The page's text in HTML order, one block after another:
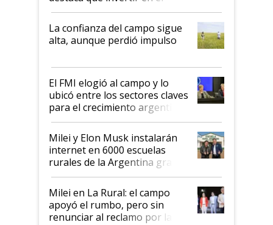
kirchnerismo era como "darle
plata a un hijo para droga":
Juan Félix Rossetti, el libertario
que de una dura crisis salió
de Milei
La confianza del campo sigue
alta, aunque perdió impulso
El FMI elogió al campo y lo
ubicó entre los sectores claves
para el crecimiento argentino
Milei y Elon Musk instalarán
internet en 6000 escuelas
rurales de la Argentina gracias
a un acuerdo con Starlink
Milei en La Rural: el campo
apoyó el rumbo, pero sin
renunciar al reclamo por las